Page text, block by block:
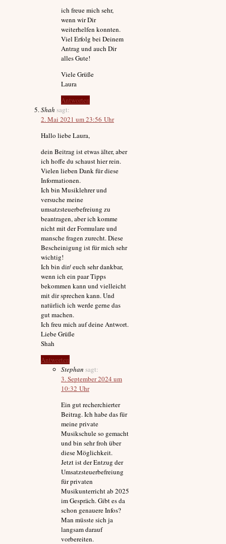
ich freue mich sehr,
wenn wir Dir
weiterhelfen konnten.
Viel Erfolg bei Deinem
Antrag und auch Dir
alles Gute!
Viele Grüße
Laura
Antworten
Shah sagt:
2. Mai 2021 um 23:56 Uhr
Hallo liebe Laura,
dein Beitrag ist etwas älter, aber
ich hoffe du schaust hier rein.
Vielen lieben Dank für diese
Informationen.
Ich bin Musiklehrer und
versuche meine
umsatzsteuerbefreiung zu
beantragen, aber ich komme
nicht mit der Formulare und
mansche fragen zurecht. Diese
Bescheinigung ist für mich sehr
wichtig!
Ich bin dir/ euch sehr dankbar,
wenn ich ein paar Tipps
bekommen kann und vielleicht
mit dir sprechen kann. Und
natürlich ich werde gerne das
gut machen.
Ich freu mich auf deine Antwort.
Liebe Grüße
Shah
Antworten
Stephan sagt:
3. September 2024 um
10:32 Uhr
Ein gut recherchierter
Beitrag. Ich habe das für
meine private
Musikschule so gemacht
und bin sehr froh über
diese Möglichkeit.
Jetzt ist der Entzug der
Umsatzsteuerbefreiung
für privaten
Musikunterricht ab 2025
im Gespräch. Gibt es da
schon genauere Infos?
Man müsste sich ja
langsam darauf
vorbereiten.